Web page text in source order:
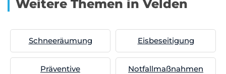
Weitere Themen in Velden
Schneeräumung Eisbeseitigung
Präventive
Notfallmaßnahmen